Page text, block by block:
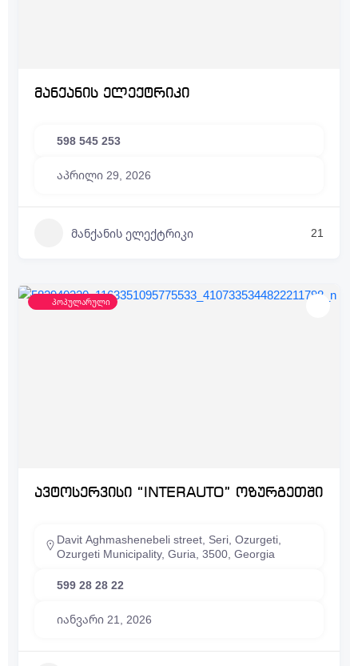
მანქანის ელექტრიკი
598 545 253
აპრილი 29, 2026
მანქანის ელექტრიკი 21
პოპულარული
ავტოსერვისი “INTERAUTO” ოზურგეთში
Davit Aghmashenebeli street, Seri, Ozurgeti,
Ozurgeti Municipality, Guria, 3500, Georgia
599 28 28 22
იანვარი 21, 2026